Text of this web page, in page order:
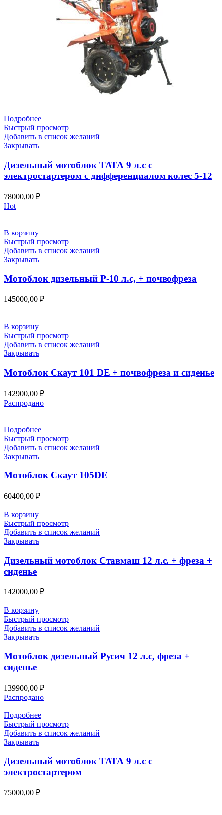
Подробнее
Быстрый просмотр
Добавить в список желаний
Закрывать
Дизельный мотоблок ТАТА 9 л.с с
электростартером с дифференциалом колес 5-12
78000,00 ₽
Hot
В корзину
Быстрый просмотр
Добавить в список желаний
Закрывать
Мотоблок дизельный Р-10 л.с, + почвофреза
145000,00 ₽
В корзину
Быстрый просмотр
Добавить в список желаний
Закрывать
Мотоблок Скаут 101 DE + почвофреза и сиденье
142900,00 ₽
Распродано
Подробнее
Быстрый просмотр
Добавить в список желаний
Закрывать
Мотоблок Скаут 105DE
60400,00 ₽
В корзину
Быстрый просмотр
Добавить в список желаний
Закрывать
Дизельный мотоблок Ставмаш 12 л.с. + фреза +
сиденье
142000,00 ₽
В корзину
Быстрый просмотр
Добавить в список желаний
Закрывать
Мотоблок дизельный Русич 12 л.с, фреза +
сиденье
139900,00 ₽
Распродано
Подробнее
Быстрый просмотр
Добавить в список желаний
Закрывать
Дизельный мотоблок ТАТА 9 л.с с
электростартером
75000,00 ₽